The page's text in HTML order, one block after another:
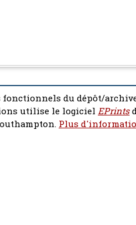
fonctionnels du dépôt/
utilise le logiciel EPrints
Plus